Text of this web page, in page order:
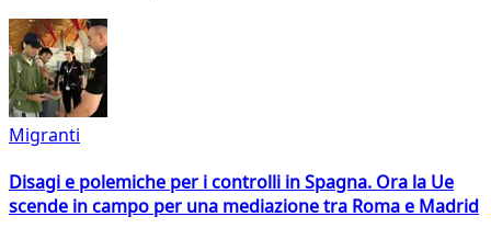
Migranti
Disagi e polemiche per i controlli in Spagna. Ora la Ue
scende in campo per una mediazione tra Roma e Madrid